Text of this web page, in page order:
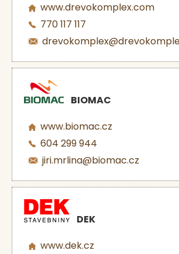
www.drevokomplex.com
770 117 117
BIOMAC
www.biomac.cz
604 299 944
jiri.mrlina@biomac.cz
DEK
www.dek.cz